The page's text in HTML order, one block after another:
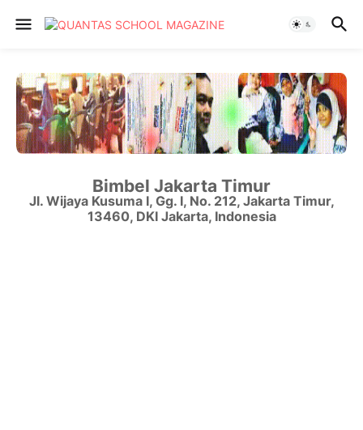
Bimbel Jakarta Timur
Jl. Wijaya Kusuma I, Gg. I, No. 212, Jakarta Timur,
13460, DKI Jakarta, Indonesia